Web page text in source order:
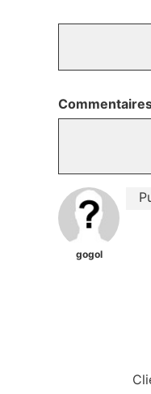
gogol